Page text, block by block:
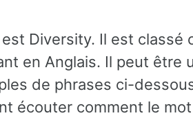
Diversity. Il est classé
en Anglais. Il peut être
de phrases ci-
écouter comment le